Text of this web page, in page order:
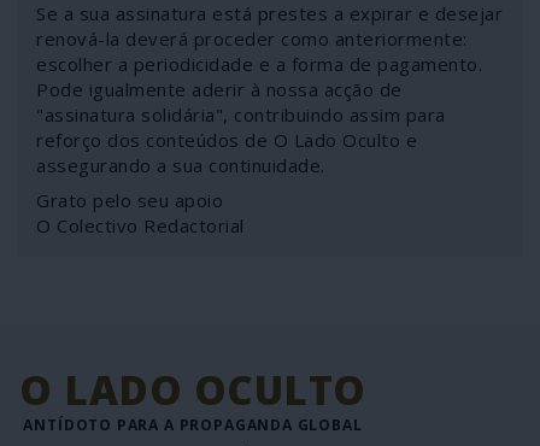
Se a sua assinatura está prestes a expirar e desejar
renová-la deverá proceder como anteriormente:
escolher a periodicidade e a forma de pagamento.
Pode igualmente aderir à nossa acção de
"assinatura solidária", contribuindo assim para
reforço dos conteúdos de O Lado Oculto e
assegurando a sua continuidade.
Grato pelo seu apoio
O Colectivo Redactorial
O LADO OCULTO
ANTÍDOTO PARA A PROPAGANDA GLOBAL